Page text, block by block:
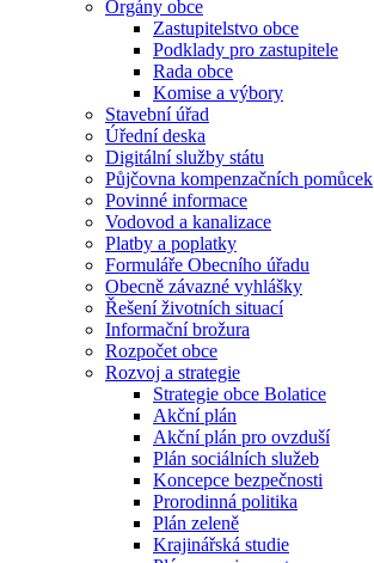
Orgány obce
Zastupitelstvo obce
Podklady pro zastupitele
Rada obce
Komise a výbory
Stavební úřad
Úřední deska
Digitální služby státu
Půjčovna kompenzačních pomůcek
Povinné informace
Vodovod a kanalizace
Platby a poplatky
Formuláře Obecního úřadu
Obecně závazné vyhlášky
Řešení životních situací
Informační brožura
Rozpočet obce
Rozvoj a strategie
Strategie obce Bolatice
Akční plán
Akční plán pro ovzduší
Plán sociálních služeb
Koncepce bezpečnosti
Prorodinná politika
Plán zeleně
Krajinářská studie